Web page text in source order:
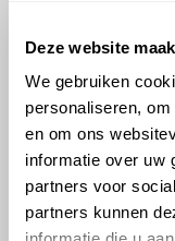
Deze website
We gebruiken
personaliseren,
en om ons
informatie over uw
partners voor
partners kunnen
om ervoor te
aansprakelijkheid
wettelijke
veroorzaakt door
informatie. Door
raadplegen en te
hij/zij de
om de vereiste